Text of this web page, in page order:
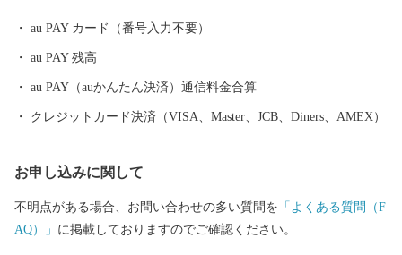
au PAY カード（番号入力不要）
au PAY 残高
au PAY（auかんたん決済）通信料金合算
クレジットカード決済（VISA、Master、JCB、Diners、AMEX）
お申し込みに関して
不明点がある場合、お問い合わせの多い質問を 「よくある質問（F
AQ）」 に掲載しておりますのでご確認ください。